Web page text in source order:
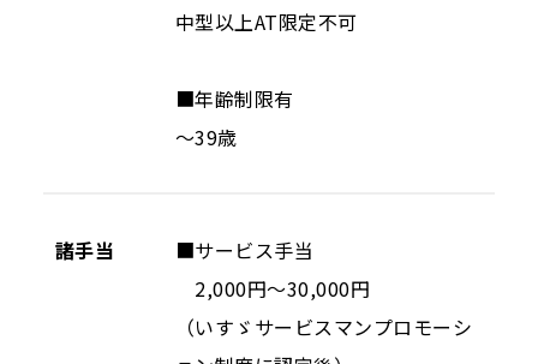
中型以上AT限定不可
■年齢制限有
～39歳
諸手当
■サービス手当
2,000円～30,000円
（いすゞサービスマンプロモーシ